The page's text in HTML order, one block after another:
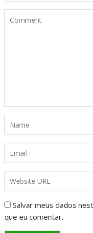
Salvar meus dados
que eu comentar.